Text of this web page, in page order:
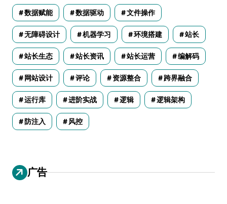
数据赋能 数据驱动 文件操作
无障碍设计 机器学习 环境搭建 站长
站长生态 站长资讯 站长运营 编解码
网站设计 评论 资源整合 跨界融合
运行库 进阶实战 逻辑 逻辑架构
防注入 风控
广告